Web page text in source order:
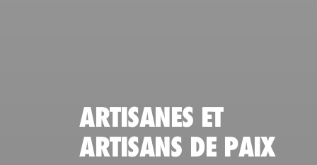
ARTISANES ET
ARTISANS DE PAIX